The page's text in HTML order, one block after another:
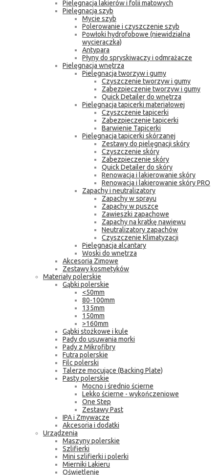
Pielęgnacja lakierów i folii matowych
Pielęgnacja szyb
Mycie szyb
Polerowanie i czyszczenie szyb
Powłoki hydrofobowe (niewidzialna
wycieraczka)
Antypara
Płyny do spryskiwaczy i odmrażacze
Pielęgnacja wnętrza
Pielęgnacja tworzyw i gumy
Czyszczenie tworzyw i gumy
Zabezpieczenie tworzyw i gumy
Quick Detailer do wnętrza
Pielęgnacja tapicerki materiałowej
Czyszczenie tapicerki
Zabezpieczenie tapicerki
Barwienie Tapicerki
Pielęgnacja tapicerki skórzanej
Zestawy do pielęgnacji skóry
Czyszczenie skóry
Zabezpieczenie skóry
Quick Detailer do skóry
Renowacja i lakierowanie skóry
Renowacja i lakierowanie skóry PRO
Zapachy i neutralizatory
Zapachy w sprayu
Zapachy w puszce
Zawieszki zapachowe
Zapachy na kratkę nawiewu
Neutralizatory zapachów
Czyszczenie Klimatyzacji
Pielęgnacja alcantary
Woski do wnętrza
Akcesoria Zimowe
Zestawy kosmetyków
Materiały polerskie
Gąbki polerskie
<50mm
80-100mm
135mm
150mm
>160mm
Gąbki stożkowe i kule
Pady do usuwania morki
Pady z Mikrofibry
Futra polerskie
Filc polerski
Talerze mocujące (Backing Plate)
Pasty polerskie
Mocno i średnio ścierne
Lekko ścierne - wykończeniowe
One Step
Zestawy Past
IPA i Zmywacze
Akcesoria i dodatki
Urządzenia
Maszyny polerskie
Szlifierki
Mini szlifierki i polerki
Mierniki Lakieru
Oświetlenie